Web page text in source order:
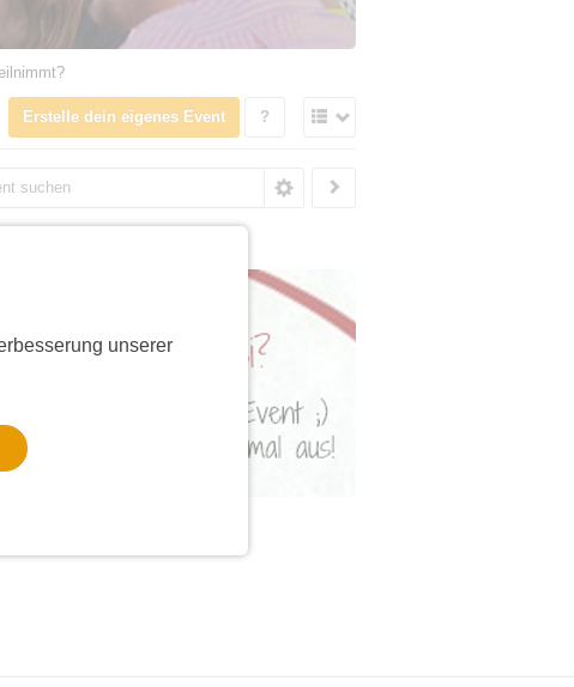
unserer
Erstelle dein eigenes Event ?